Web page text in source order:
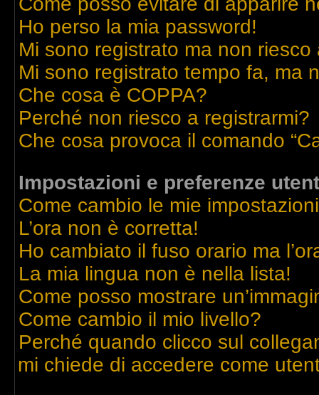
Ho perso la mia password!
Mi sono registrato ma non riesco
Mi sono registrato tempo fa, ma
Che cosa è COPPA?
Perché non riesco a registrarmi?
Che cosa provoca il comando
Impostazioni e preferenze
Come cambio le mie
L’ora non è corretta!
Ho cambiato il fuso orario ma
La mia lingua non è nella lista!
Come posso mostrare
Come cambio il mio livello?
Perché quando clicco sul
mi chiede di accedere come